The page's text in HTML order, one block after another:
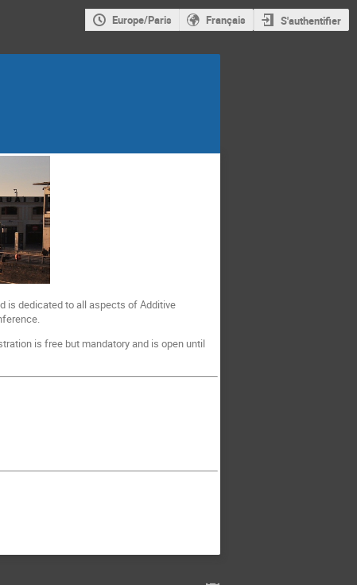
Europe/Paris Français S'authentifier
is dedicated to all aspects of Additive
is free but mandatory and is open until